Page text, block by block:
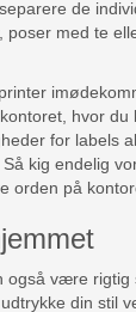
de
poser med te
hvor du
for labels
kig endelig
orden på
også være rigtig
din stil